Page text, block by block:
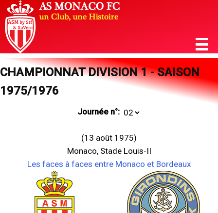
CHAMPIONNAT DIVISION 1 - SAISON
1975/1976
Journée n°:
(13 août 1975)
Monaco, Stade Louis-II
Les faces à faces entre Monaco et Bordeaux